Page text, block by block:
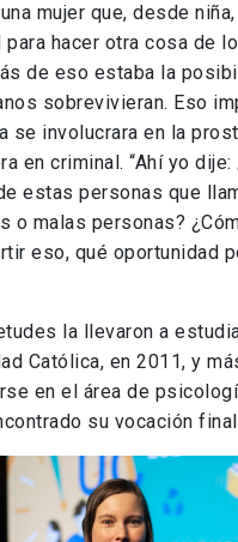
mujer que, desde
para hacer otra cosa de
de eso estaba la
sobrevivieran. Eso
se involucrara en la
en criminal. “Ahí yo
estas personas que
o malas personas?
eso, qué oportunidad
la llevaron a
Católica, en 2011, y
en el área de
su vocación